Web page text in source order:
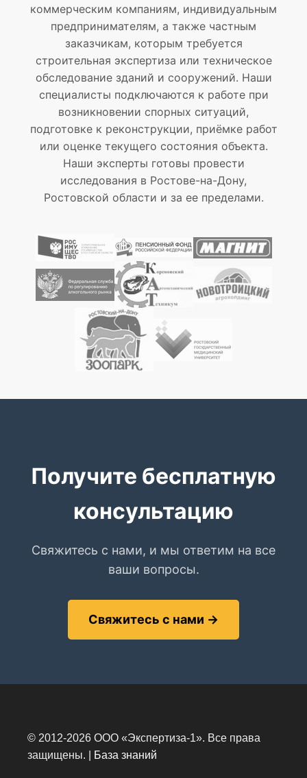
коммерческим компаниям, индивидуальным
предпринимателям, а также частным
заказчикам, которым требуется
строительная экспертиза или техническое
обследование зданий и сооружений. Наши
специалисты подключаются к работе при
возникновении спорных ситуаций,
подготовке к реконструкции, приёмке работ
или оценке текущего состояния объекта.
Наши эксперты готовы провести
исследования в Ростове-на-Дону,
Ростовской области и за ее пределами.
Получите бесплатную
консультацию
Свяжитесь с нами, и мы ответим на все
ваши вопросы.
Свяжитесь с нами →
© 2012-2026 ООО «Экспертиза-1». Все права
защищены. |
База знаний